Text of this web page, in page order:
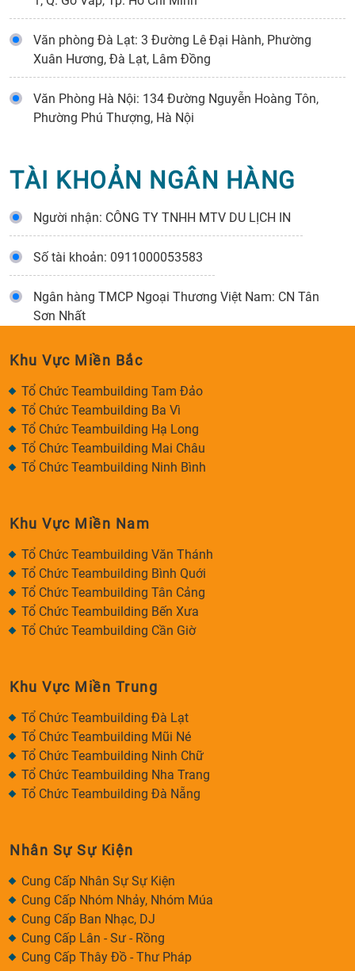
Văn phòng Đà Lạt: 3 Đường Lê Đại Hành, Phường
Xuân Hương, Đà Lạt, Lâm Đồng
Văn Phòng Hà Nội: 134 Đường Nguyễn Hoàng Tôn,
Phường Phú Thượng, Hà Nội
TÀI KHOẢN NGÂN HÀNG
Người nhận: CÔNG TY TNHH MTV DU LỊCH IN
Số tài khoản: 0911000053583
Ngân hàng TMCP Ngoại Thương Việt Nam: CN Tân
Sơn Nhất
Khu Vực Miền Bắc
Tổ Chức Teambuilding Tam Đảo
Tổ Chức Teambuilding Ba Vì
Tổ Chức Teambuilding Hạ Long
Tổ Chức Teambuilding Mai Châu
Tổ Chức Teambuilding Ninh Bình
Khu Vực Miền Nam
Tổ Chức Teambuilding Văn Thánh
Tổ Chức Teambuilding Bình Quới
Tổ Chức Teambuilding Tân Cảng
Tổ Chức Teambuilding Bến Xưa
Tổ Chức Teambuilding Cần Giờ
Khu Vực Miền Trung
Tổ Chức Teambuilding Đà Lạt
Tổ Chức Teambuilding Mũi Né
Tổ Chức Teambuilding Ninh Chữ
Tổ Chức Teambuilding Nha Trang
Tổ Chức Teambuilding Đà Nẵng
Nhân Sự Sự Kiện
Cung Cấp Nhân Sự Sự Kiện
Cung Cấp Nhóm Nhảy, Nhóm Múa
Cung Cấp Ban Nhạc, DJ
Cung Cấp Lân - Sư - Rồng
Cung Cấp Thây Đồ - Thư Pháp